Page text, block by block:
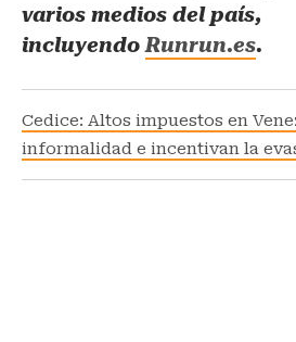
varios medios del país,
incluyendoRunrun.es.
Cedice: Altos impuestos en
informalidad e incentivan la